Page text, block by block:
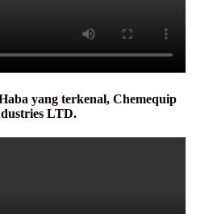
yang terkenal, Chemequip
LTD.